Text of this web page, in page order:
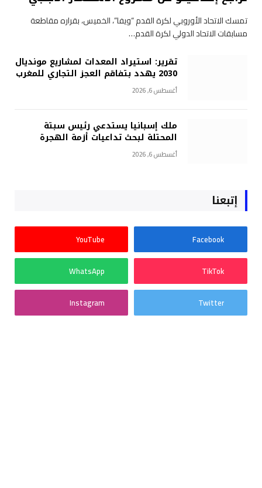
تمسك الاتحاد الأوروبي لكرة القدم “ويفا”، الخميس، بقراره مقاطعة
مسابقات الاتحاد الدولي لكرة القدم…
تقرير: استيراد المعدات لمشاريع مونديال
2030 يهدد بتفاقم العجز التجاري للمغرب
أغسطس 6, 2026
ملك إسبانيا يستدعي رئيس سبتة
المحتلة لبحث تداعيات أزمة الهجرة
أغسطس 6, 2026
إتبعنا
Facebook
YouTube
TikTok
WhatsApp
Twitter
Instagram